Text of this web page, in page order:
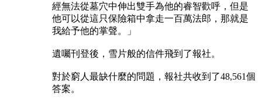
經無法從墓穴中伸出雙手為他的睿智歡呼，但是
他可以從這只保險箱中拿走一百萬法郎，那就是
我給予他的掌聲。」
遺囑刊登後，雪片般的信件飛到了報社。
對於窮人最缺什麼的問題，報社共收到了48,561個
答案。